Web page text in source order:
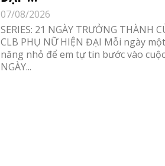
07/08/2026
SERIES: 21 NGÀY TRƯỞNG THÀNH
CLB PHỤ NỮ HIỆN ĐẠI Mỗi ngày
năng nhỏ để em tự tin bước vào
NGÀY...